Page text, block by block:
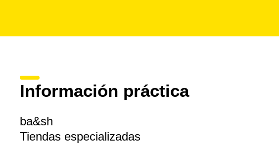
Información práctica
ba&sh
Tiendas especializadas